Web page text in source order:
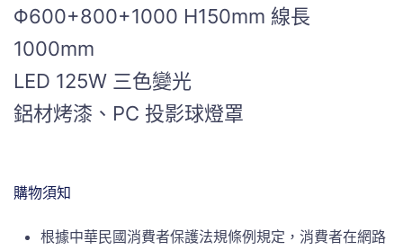
Φ600+800+1000 H150mm 線長
1000mm
LED 125W 三色變光
鋁材烤漆、PC 投影球燈罩
購物須知
根據中華民國消費者保護法規條例規定，消費者在網路